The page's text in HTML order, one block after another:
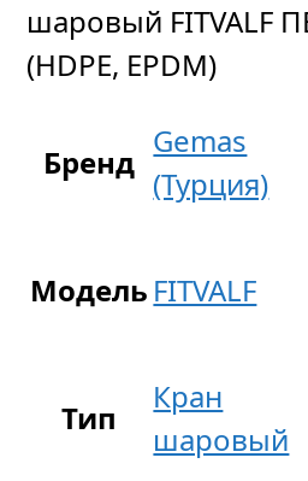
шаровый FITVALF
(HDPE, EPDM)
Бренд
Gemas
(Турция)
Модель FITVALF
Тип
Кран
шаровый